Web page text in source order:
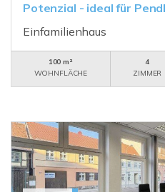
Potenzial - ideal für
Einfamilienhaus
100 m²
WOHNFLÄCHE
4
ZIMMER